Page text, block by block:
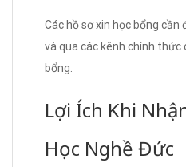
Các hồ sơ xin học bổng
và qua các kênh chính thức
bổng.
Lợi Ích Khi
Học Nghề Đức